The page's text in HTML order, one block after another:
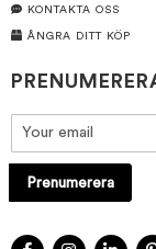
KONTAKTA OSS
ÅNGRA DITT KÖP
Prenumerera